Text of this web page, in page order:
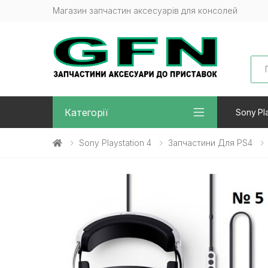
Магазин запчастин аксесуарів для консолей
Категорії Sony
Sony Playstation 4 Запчастини Для PS4